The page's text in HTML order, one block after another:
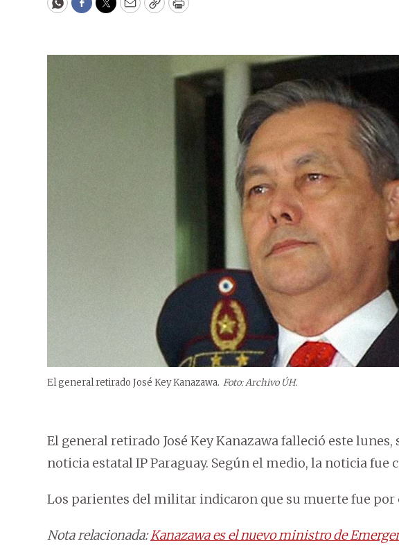
WhatsApp
Facebook
Twitter
EmailCopyPrint
El general retirado José Key Kanazawa. Foto: Archivo ÚH.
El general retirado José Key Kanazawa falleció este
noticia estatal IP Paraguay. Según el medio, la noticia
Los parientes del militar indicaron que su muerte fue por
Nota relacionada:Kanazawa es el nuevo ministro de